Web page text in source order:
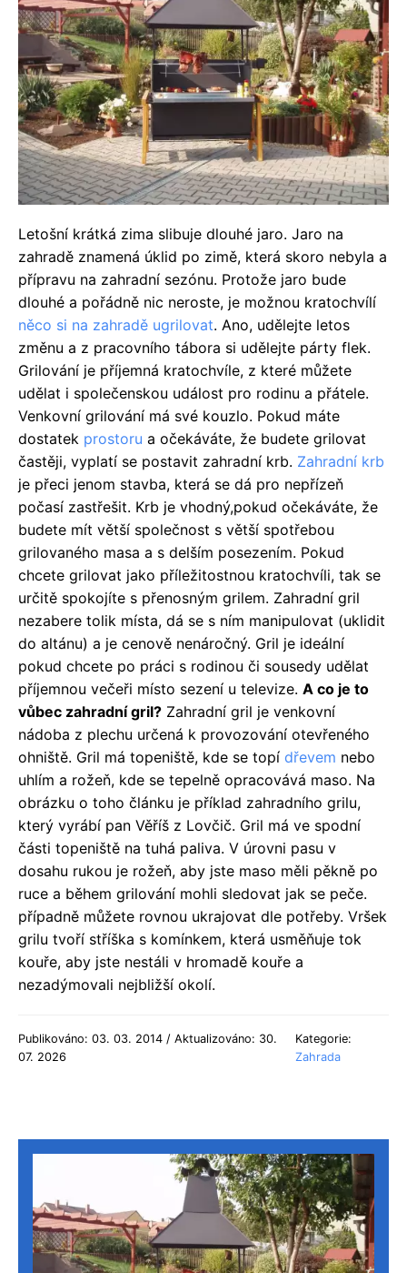
Letošní krátká zima slibuje dlouhé jaro. Jaro na
zahradě znamená úklid po zimě, která skoro nebyla a
přípravu na zahradní sezónu. Protože jaro bude
dlouhé a pořádně nic neroste, je možnou kratochvílí
něco si na zahradě ugrilovat. Ano, udělejte letos
změnu a z pracovního tábora si udělejte párty flek.
Grilování je příjemná kratochvíle, z které můžete
udělat i společenskou událost pro rodinu a přátele.
Venkovní grilování má své kouzlo. Pokud máte
dostatek prostoru a očekáváte, že budete grilovat
častěji, vyplatí se postavit zahradní krb. Zahradní krb
je přeci jenom stavba, která se dá pro nepřízeň
počasí zastřešit. Krb je vhodný,pokud očekáváte, že
budete mít větší společnost s větší spotřebou
grilovaného masa a s delším posezením. Pokud
chcete grilovat jako příležitostnou kratochvíli, tak se
určitě spokojíte s přenosným grilem. Zahradní gril
nezabere tolik místa, dá se s ním manipulovat (uklidit
do altánu) a je cenově nenáročný. Gril je ideální
pokud chcete po práci s rodinou či sousedy udělat
příjemnou večeři místo sezení u televize. A co je to
vůbec zahradní gril? Zahradní gril je venkovní
nádoba z plechu určená k provozování otevřeného
ohniště. Gril má topeniště, kde se topí dřevem nebo
uhlím a rožeň, kde se tepelně opracovává maso. Na
obrázku o toho článku je příklad zahradního grilu,
který vyrábí pan Věříš z Lovčič. Gril má ve spodní
části topeniště na tuhá paliva. V úrovni pasu v
dosahu rukou je rožeň, aby jste maso měli pěkně po
ruce a během grilování mohli sledovat jak se peče.
případně můžete rovnou ukrajovat dle potřeby. Vršek
grilu tvoří stříška s komínkem, která usměňuje tok
kouře, aby jste nestáli v hromadě kouře a
nezadýmovali nejbližší okolí.
Publikováno: 03. 03. 2014 / Aktualizováno: 30.
07. 2026
Kategorie:
Zahrada